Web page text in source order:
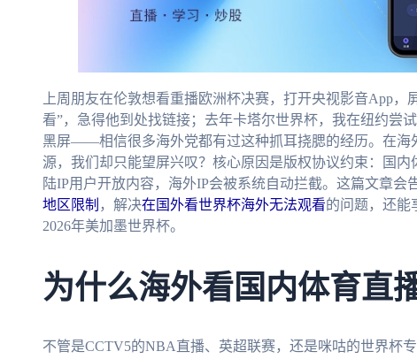
上周朋友在伦敦想看重播欧洲杯决赛，打开央视影音App
看”，急得他到处找链接；去年卡塔尔世界杯，我在纽约尝
黑屏——相信很多海外党都有过这种抓耳挠腮的经历。在海
源，我们却只能望屏兴叹？核心原因是版权协议约束：国
陆IP用户开放内容，海外IP会被系统自动拦截。这篇文章会
地区限制 ，解决在国外看世界杯海外无法观看的问题，还能
2026年美加墨世界杯。
为什么海外看国内体育直
不管是CCTV5的NBA直播、英超联赛，还是咪咕的世界杯